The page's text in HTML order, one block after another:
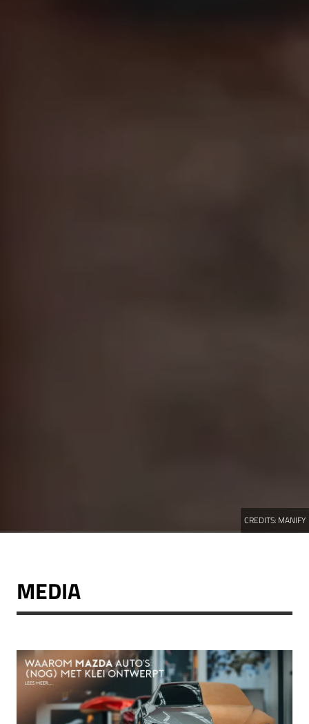
CREDITS: MANIFY
MEDIA